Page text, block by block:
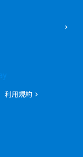
利用規約